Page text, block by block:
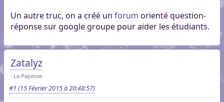
Un autre truc, on a créé un forum orienté question-
réponse sur google groupe pour aider les étudiants.
Zatalyz
La Papesse
#1 (15 Février 2015 à 20:48:57)